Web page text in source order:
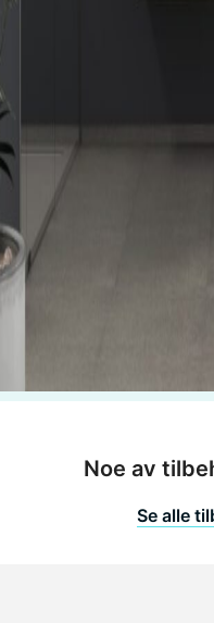
Noe av
Se alle